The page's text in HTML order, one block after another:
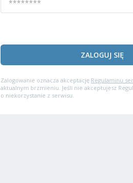
ZALOGUJ SIĘ
Zalogowanie oznacza akceptację Regulaminu
aktualnym brzmieniu. Jeśli nie akceptujesz
o niekorzystanie z serwisu.